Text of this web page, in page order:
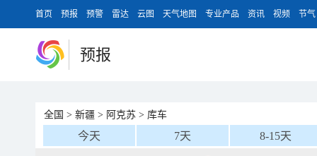
首页 预报 预警 雷达 云图 天气地图 专业产品 资讯 视频 节气
预报
全国 > 新疆 > 阿克苏 > 库车
今天 7天 8-15天